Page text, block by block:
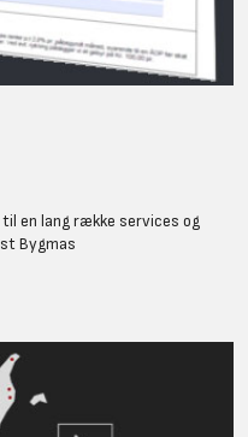
til en lang række services og
Bygmas